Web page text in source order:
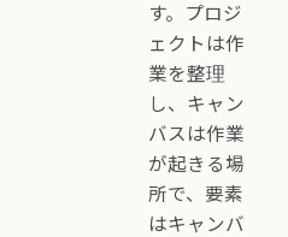
す。プロジ
ェクトは作
業を整理
し、キャン
バスは作業
が起きる場
所で、要素
はキャンバ